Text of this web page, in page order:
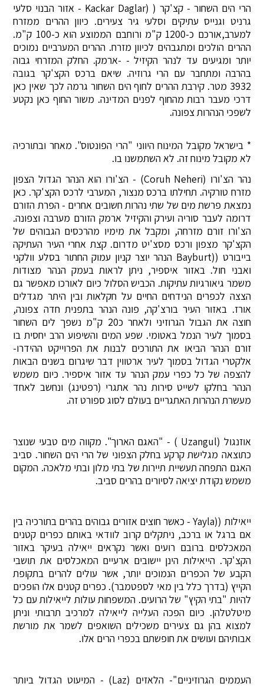
הרי הים השחור - קצ'קר ( (Kackar Daglar - אזור הבנוי סלעי
גרניט וגנייס עתיקים וסלעי גיר צעירים. כיוון ההרים ממזרח
למערב,אורכם כ-1200 ק"מ ורוחבם הממוצע הוא כ-100 ק"מ.
ההרים הולכים ומתגבהים לכיוון מזרח. ההרים המערביים נמוכים
יותר ומגיעים עד לנהר הקיזיל - -ארמק. החלק המזרחי גבוה
בהרבה ומתחבר עם הרי גרוזיה. שיאם ברכס הקצ'קר בגובה
3932 מטר. קירבת ההרים לחוף הים השחור גרמה לכך שאין כאן
דרכי מעבר רבות מהחוף לפנים המדינה. משור החוף כאן נקטע
לשפכי הנהרות צפונה.
* בישראל מקובל המינוח היווני "הרי הפונטוס". מאחר ובתורכיה
לא מקובל מינוח זה. לא השתמשנו בו.
נהר הצ'ורו (Coruh Neheri) - הצ'ורו הוא הנהר הגדול הצפון
מזרח טורקיה. תחילתו ברכס מנצור, המערבי לרכס הקצ'קר. כאן
נמצאת פרשת מים של שתי נהרות חשובים אחרים - הפרת הזורם
דרומה לעבר סוריה ועירק והקיזיל ארמק הזורם מערבה וצפונה.
הצ'ורו זורם מזרחה, ומקבל את מימיו מהרכסים הגבוהים של
הקצ'קר מצפון ורכס מסצ'יט מדרום. קצת אחרי העיר העתיקה
בייבורט ((Bayburt הנהר יוצר קניון עמוק החתור בסלע וולקני
ואבני חול. באזור איספיר, ניתן לראות בעמק הנהר מצודות
משמר גיאורגיות עתיקות. הכביש הסלול כיום לאורכו מאפשר גם
הצצה לכפרים הנידחים החיים על חקלאות ובין היתר מגדלים
אורז. באזור העיר בורצ'קה, פונה הנהר בתפנית חדה צפונה,
חוצה את הגבול הגרוזיני ולאחר כ20 ק"מ נשפך לים השחור
בסמוך לעיר הנמל באטומי. שפע המים והשיפוע הרב יחסית בו
זורם הנהר הביאו את התורכים לבנות את הפרוייקט ההידרו-
אלקטרי הגדול בסמוך לעיר ארטווין דבר שיגרום בשנים הבאות
להצפה של כל כפרי עמק הנהר עד אזור איספיר. כיום משמש
הנהר בחלקו לשייט סירות נהר אתגרי (רפטינג) ונחשב לאחד
מעשרת הנהרות האתגריים בעולם לסוג ספורט זה.
אוזנגול (Uzangul ) - "האגם הארוך". מקווה מים טבעי שנוצר
כתוצאה מגלישת קרקע בחלק הצפוני של הרי הים השחור. סביב
האגם התפחה תעשיית תיירות של בתי מלון ובתי מלאכה. המקום
משמש נקודת יציאה לסיורים בהרים סביב.
ייאילות ((Yayla - כאשר חוצים אזורים גבוהים בהרים בתורכיה בין
אם ברגל או ברכב, ניתקלים קרוב לוודאי באותם כפרים קטנים
המאכלסים ברובם רועים ואשר נקראים ייאילה בעיקר באזור
הקצ'קר. הייאילות הינן יישובים ארעיים המאכלסים את תושבי
הקבע של הכפרים הנמוכים יותר, אשר עולים להרים בתקופת
הקייץ (בדרך כלל בין מאי לספטמבר). כפרים קטנים אלו הופכים
להיות "בתי הקיץ" של הרועים. המשפחות עולות לייאילות עם כל
מיטלטלהן. כיום הפכה העלייה לייאילה למרכיב תרבותי וניתן
למצוא בהן גם צעירים משכילים השואפים לשמר את מורשת
אבותיהם ועושים את חופשתם בכפרי הרים אלו.
העממים הגרוזיניים"- הלאזים (Laz) - המיעוט הגדול ביותר